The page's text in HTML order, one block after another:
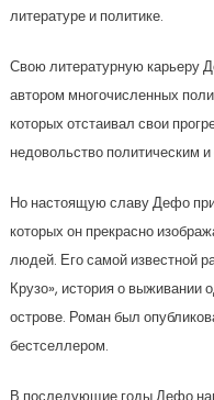
литературе и политике.
Свою литературную карьеру
автором многочисленных
которых отстаивал свои
недовольство политическим
Но настоящую славу Дефо
которых он прекрасно
людей. Его самой известной
Крузо», история о выживании
острове. Роман был
бестселлером.